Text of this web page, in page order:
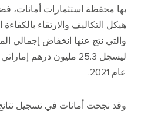
بها محفظة استثمارات
هيكل التكاليف والارتقاء بالكفاءة
والتي نتج عنها انخفاض إجمالي
ليسجل 25.3 مليون درهم
عام 2021.
وقد نجحت أمانات في تسجيل